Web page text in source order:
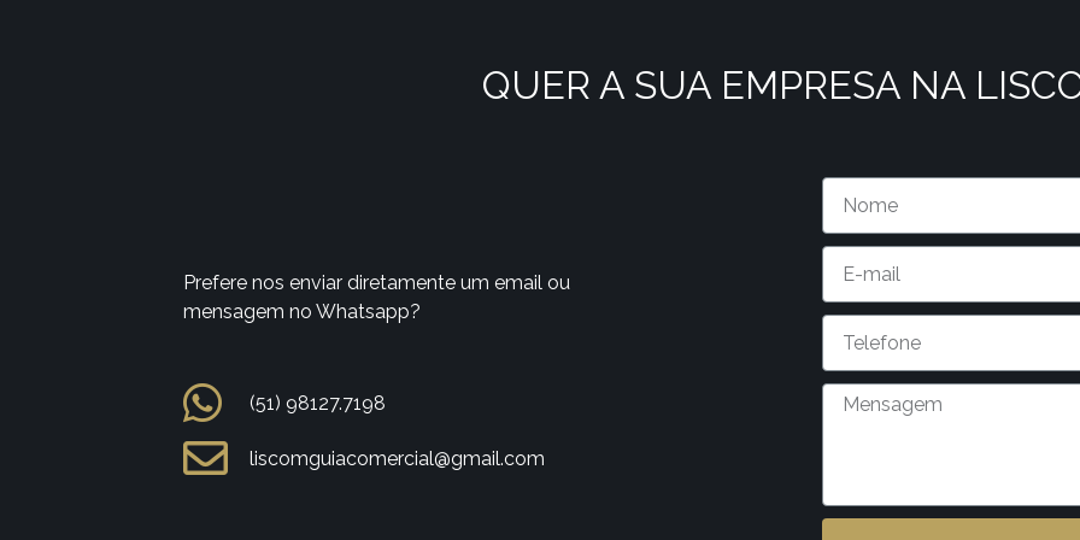
QUER A SUA EMPRESA NA
Prefere nos enviar diretamente um email ou
mensagem no Whatsapp?
(51) 98127.7198
liscomguiacomercial@gmail.com